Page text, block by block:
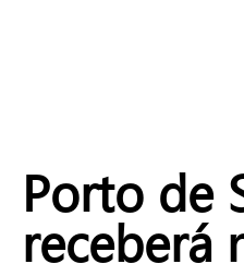
Porto de
receberá